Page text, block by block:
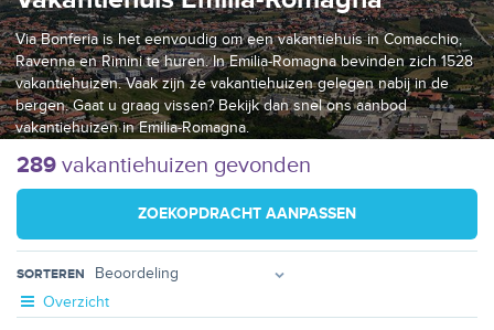
Via Bonferia is het eenvoudig om een vakantiehuis in Comacchio,
Ravenna en Rimini te huren. In Emilia-Romagna bevinden zich 1528
vakantiehuizen. Vaak zijn ze vakantiehuizen gelegen nabij in de
bergen. Gaat u graag vissen? Bekijk dan snel ons aanbod
vakantiehuizen in Emilia-Romagna.
289 vakantiehuizen gevonden
ZOEKOPDRACHT AANPASSEN
SORTEREN
Overzicht